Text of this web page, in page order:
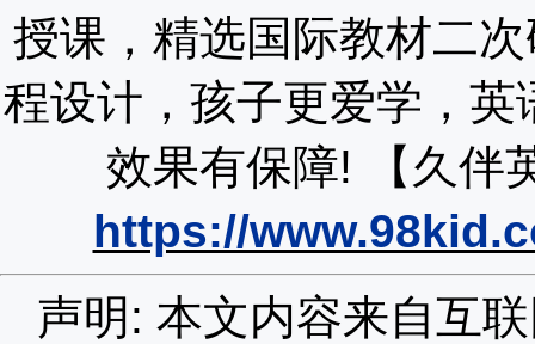
授课，精选国际教材二
程设计，孩子更爱学，
效果有保障!
【久
https://
声明: 本文内容来自互